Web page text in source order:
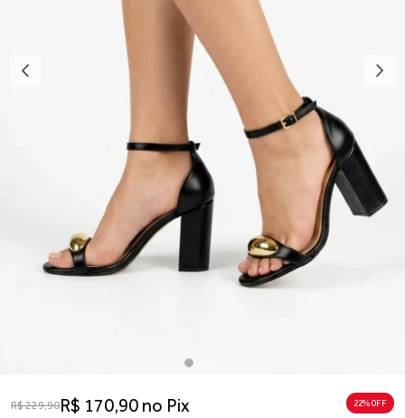
R$ 229,90R$ 170,90 no Pix 22% 0FF